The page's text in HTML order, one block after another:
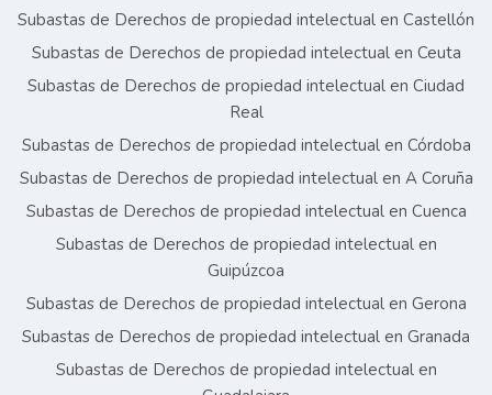
Subastas de Derechos de propiedad intelectual en Castellón
Subastas de Derechos de propiedad intelectual en Ceuta
Subastas de Derechos de propiedad intelectual en Ciudad
Real
Subastas de Derechos de propiedad intelectual en Córdoba
Subastas de Derechos de propiedad intelectual en A Coruña
Subastas de Derechos de propiedad intelectual en Cuenca
Subastas de Derechos de propiedad intelectual en
Guipúzcoa
Subastas de Derechos de propiedad intelectual en Gerona
Subastas de Derechos de propiedad intelectual en Granada
Subastas de Derechos de propiedad intelectual en